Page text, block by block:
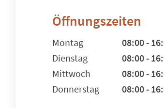
Öffnungszeiten
Montag
08:00 -
Dienstag
08:00 -
Mittwoch
08:00 -
Donnerstag
08:00 -